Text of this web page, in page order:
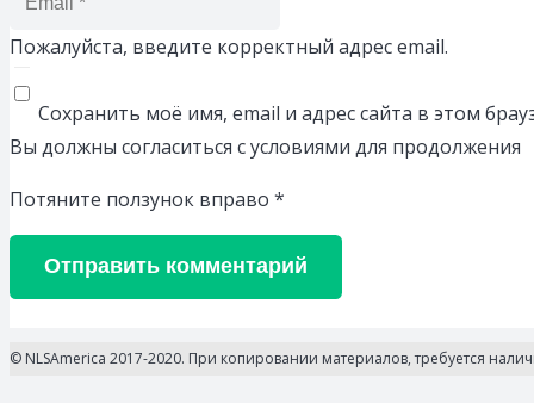
Пожалуйста, введите корректный адрес email.
Сохранить моё имя, email и адрес сайта в этом
Вы должны согласиться с условиями для продолжения
Потяните ползунок вправо *
Отправить комментарий
© NLSAmerica 2017-2020. При копировании материалов, требуется